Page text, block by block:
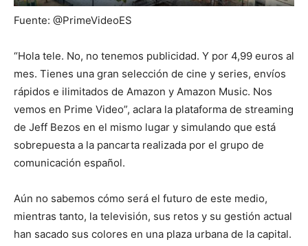
Fuente: @PrimeVideoES
“Hola tele. No, no tenemos publicidad. Y por 4,99 euros al
mes. Tienes una gran selección de cine y series, envíos
rápidos e ilimitados de Amazon y Amazon Music. Nos
vemos en Prime Video”, aclara la plataforma de streaming
de Jeff Bezos en el mismo lugar y simulando que está
sobrepuesta a la pancarta realizada por el grupo de
comunicación español.
Aún no sabemos cómo será el futuro de este medio,
mientras tanto, la televisión, sus retos y su gestión actual
han sacado sus colores en una plaza urbana de la capital.